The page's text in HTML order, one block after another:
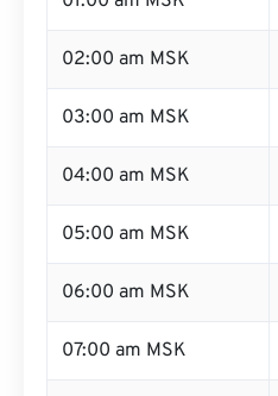
02:00 am MSK
03:00 am MSK
04:00 am MSK
05:00 am MSK
06:00 am MSK
07:00 am MSK